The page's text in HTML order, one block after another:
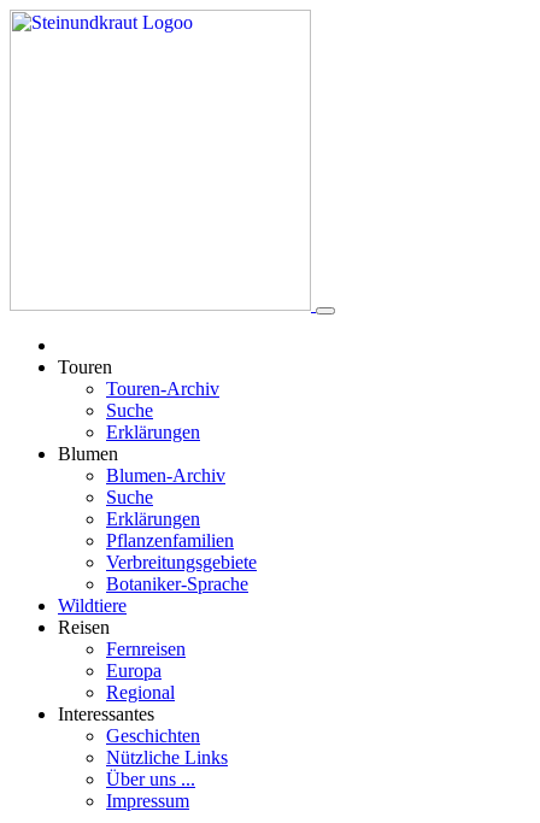
Touren
Touren-Archiv
Suche
Erklärungen
Blumen
Blumen-Archiv
Suche
Erklärungen
Pflanzenfamilien
Verbreitungsgebiete
Botaniker-Sprache
Wildtiere
Reisen
Fernreisen
Europa
Regional
Interessantes
Geschichten
Nützliche Links
Über uns ...
Impressum